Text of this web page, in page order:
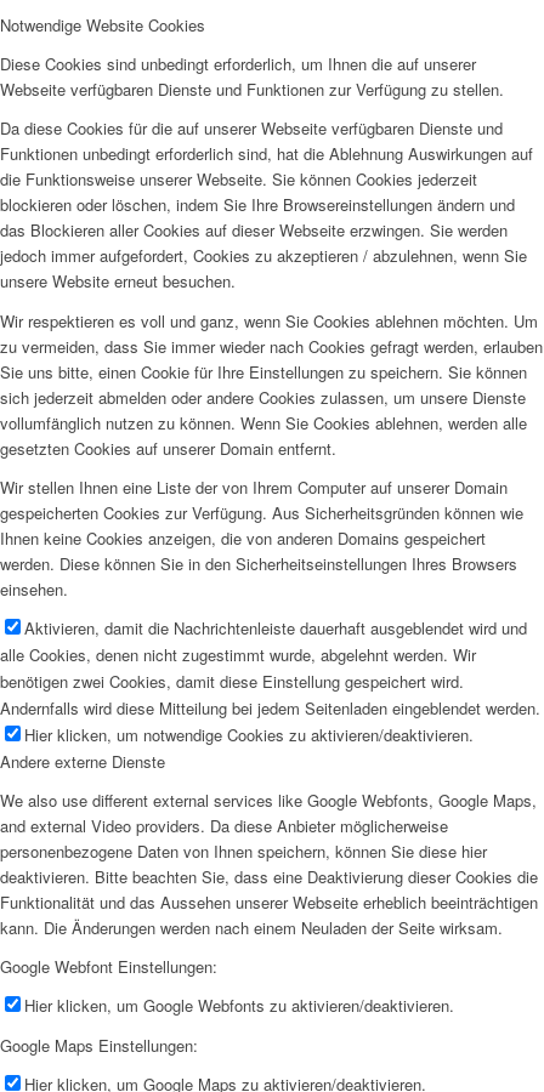
Notwendige Website Cookies
Diese Cookies sind unbedingt erforderlich, um Ihnen die auf unserer
Webseite verfügbaren Dienste und Funktionen zur Verfügung zu stellen.
Da diese Cookies für die auf unserer Webseite verfügbaren Dienste und
Funktionen unbedingt erforderlich sind, hat die Ablehnung Auswirkungen auf
die Funktionsweise unserer Webseite. Sie können Cookies jederzeit
blockieren oder löschen, indem Sie Ihre Browsereinstellungen ändern und
das Blockieren aller Cookies auf dieser Webseite erzwingen. Sie werden
jedoch immer aufgefordert, Cookies zu akzeptieren / abzulehnen, wenn Sie
unsere Website erneut besuchen.
Wir respektieren es voll und ganz, wenn Sie Cookies ablehnen möchten. Um
zu vermeiden, dass Sie immer wieder nach Cookies gefragt werden, erlauben
Sie uns bitte, einen Cookie für Ihre Einstellungen zu speichern. Sie können
sich jederzeit abmelden oder andere Cookies zulassen, um unsere Dienste
vollumfänglich nutzen zu können. Wenn Sie Cookies ablehnen, werden alle
gesetzten Cookies auf unserer Domain entfernt.
Wir stellen Ihnen eine Liste der von Ihrem Computer auf unserer Domain
gespeicherten Cookies zur Verfügung. Aus Sicherheitsgründen können wie
Ihnen keine Cookies anzeigen, die von anderen Domains gespeichert
werden. Diese können Sie in den Sicherheitseinstellungen Ihres Browsers
einsehen.
Aktivieren, damit die Nachrichtenleiste dauerhaft ausgeblendet wird und
alle Cookies, denen nicht zugestimmt wurde, abgelehnt werden. Wir
benötigen zwei Cookies, damit diese Einstellung gespeichert wird.
Andernfalls wird diese Mitteilung bei jedem Seitenladen eingeblendet werden.
Hier klicken, um notwendige Cookies zu aktivieren/deaktivieren.
Andere externe Dienste
We also use different external services like Google Webfonts, Google Maps,
and external Video providers. Da diese Anbieter möglicherweise
personenbezogene Daten von Ihnen speichern, können Sie diese hier
deaktivieren. Bitte beachten Sie, dass eine Deaktivierung dieser Cookies die
Funktionalität und das Aussehen unserer Webseite erheblich beeinträchtigen
kann. Die Änderungen werden nach einem Neuladen der Seite wirksam.
Google Webfont Einstellungen:
Hier klicken, um Google Webfonts zu aktivieren/deaktivieren.
Google Maps Einstellungen:
Hier klicken, um Google Maps zu aktivieren/deaktivieren.